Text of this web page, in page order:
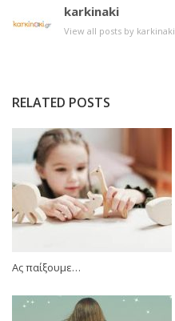
karkinaki
View all posts by karkinaki
RELATED POSTS
Ας παίξουμε…